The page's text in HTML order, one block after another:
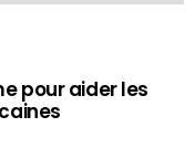
pour aider les